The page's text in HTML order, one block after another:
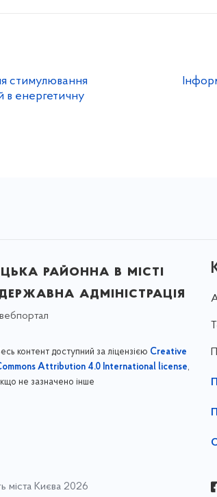
стимулювання
в енергетичну
районна в місті
адміністрація
контент доступний за ліцензією Creative
Attribution 4.0 International license,
не зазначено інше
міста Києва 2026